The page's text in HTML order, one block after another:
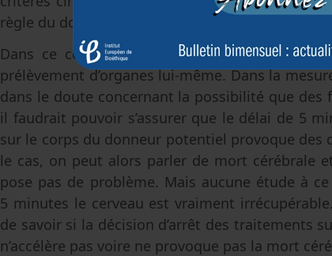
règle du donneur mort ne serait pas respectée.
Dans ce contexte, la question se pose en
prélèvement d’organes lui-même. Dans la
dans le doute concernant la possibilité que des
il faudrait pouvoir s’assurer que le délai de 5
sur le corps du donneur potentiel provoque des
le cas, on peut alors parler de mort cérébrale
pose pas de problème. Mais aucune étude à
5 minutes le cerveau est vraiment
de savoir si la décision d’arrêt des traitements
n’accélère pas voire ne provoque pas la mort